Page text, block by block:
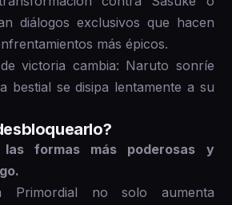
diálogos exclusivos que hacen
más épicos.
victoria cambia: Naruto sonríe
bestial se disipa lentamente a su
formas más poderosas y
Primordial no solo aumenta